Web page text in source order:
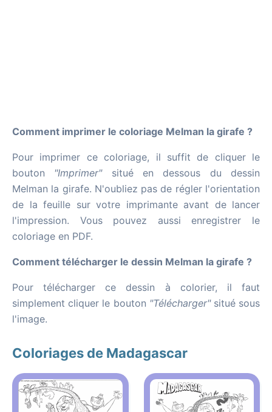
Comment imprimer le coloriage Melman la girafe ?
Pour imprimer ce coloriage, il suffit de cliquer le
bouton "Imprimer"situé en dessous du dessin
Melman la girafe. N'oubliez pas de régler l'orientation
de la feuille sur votre imprimante avant de lancer
l'impression. Vous pouvez aussi enregistrer le
coloriage en PDF.
Comment télécharger le dessin Melman la girafe ?
Pour télécharger ce dessin à colorier, il faut
simplement cliquer le bouton "Télécharger"situé sous
l'image.
Coloriages de Madagascar